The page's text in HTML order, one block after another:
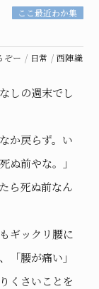
ここ最近わか集
ぞー / 日常 / 西陣織
しの週末でし
か戻らず。い
ぬ前やな。」
ら死ぬ前なん
ギックリ腰に
「腰が痛い」
くさいことを